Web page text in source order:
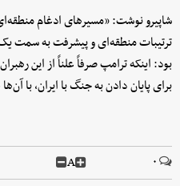
شاپیرو نوشت: «مسیرهای ادغام
ترتیبات منطقه‌ای و پیشرفت به سمت
بود: اینکه ترامپ صرفاً علناً از این
برای پایان دادن به جنگ با ایران، با
۰ A